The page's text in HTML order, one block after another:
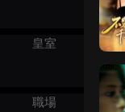
皇室
職場